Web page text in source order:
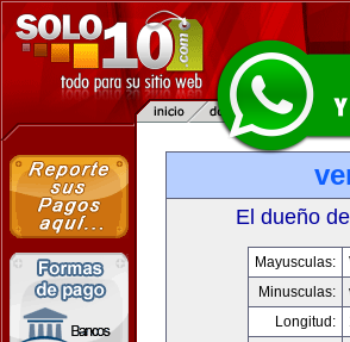
El dueño
Mayusculas:
Minusculas:
Longitud: